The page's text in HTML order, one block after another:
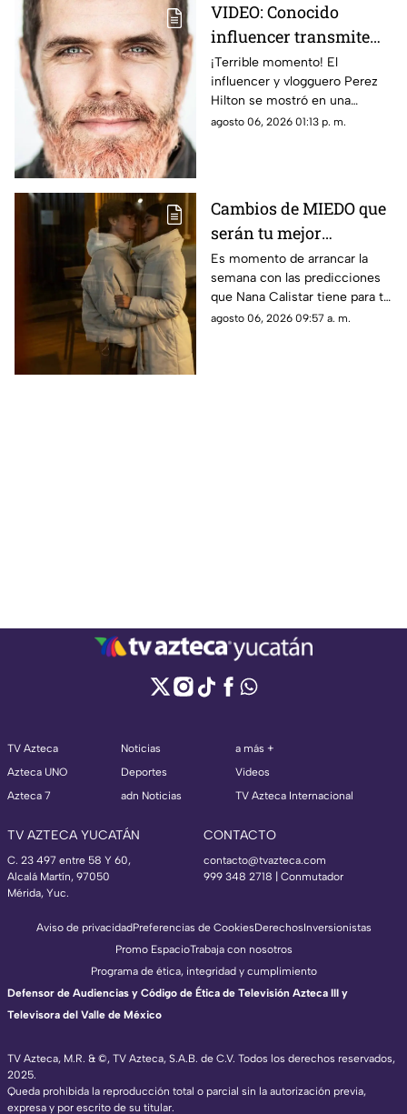
VIDEO: Conocido
influencer transmite
EN VIVO mientras se
4utoles1ona; así fue
captado
¡Terrible momento! El
influencer y vlogguero Perez
Hilton se mostró en una
situación de crisis y provocó la
agosto 06, 2026 01:13 p. m.
Cambios de MIEDO que
serán tu mejor
BENEFICIO: Esto
destaca Nana Calistar
HOY en el horóscopo
Es momento de arrancar la
semana con las predicciones
que Nana Calistar tiene para tu
horóscopo hoy 6 de agosto de
agosto 06, 2026 09:57 a. m.
TV Azteca
Azteca UNO
Azteca 7
Noticias
Deportes
adn Noticias
a más +
Videos
TV Azteca Internacional
TV AZTECA YUCATÁN
C. 23 497 entre 58 Y 60,
Alcalá Martín, 97050
Mérida, Yuc.
CONTACTO
contacto@tvazteca.com
999 348 2718 | Conmutador
TV Azteca, M.R. & ©, TV Azteca, S.A.B. de C.V. Todos los derechos reservados,
2025.
Queda prohibida la reproducción total o parcial sin la autorización previa,
expresa y por escrito de su titular.
Aviso de privacidadPreferencias de CookiesDerechosInversionistas
Promo EspacioTrabaja con nosotros
Programa de ética, integridad y cumplimiento
Defensor de Audiencias y Código de Ética de Televisión Azteca III y
Televisora del Valle de México